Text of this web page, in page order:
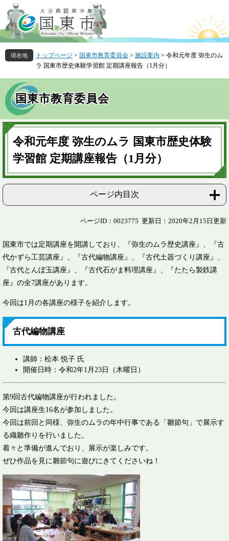
ー
ジ
の
先
頭
す
。
ニ
ュ
ー
を
飛
し
て
本
へ
トップページ > 国東市教育委員会 > 施設案内 > 令和元年度 弥生のム
ラ 国東市歴史体験学習館 定期講座報告（1月分）
国東市教育委員会
本
文
令和元年度 弥生のムラ 国東市歴史体験
学習館 定期講座報告（1月分）
ページ内目次
ページID：0023775 更新日：2020年2月15日更新
国東市では定期講座を開講しており、『弥生のムラ歴史講座』、『古
代かずら工芸講座』、『古代編物講座』、『古代土器づくり講座』、
『古代とんぼ玉講座』、『古代石がま料理講座』、『たたら製鉄講
座』の全7講座があります。
今回は1月の各講座の様子を紹介します。
古代編物講座
講師：松本 悦子 氏
開催日時：令和2年1月23日（木曜日）
第9回古代編物講座が行われました。
今回は講座生16名が参加しました。
今回は前回と同様、弥生のムラの年中行事である「雛節句」で展示す
る織雛作りを行いました。
着々と準備が進んでおり、展示が楽しみです。
ぜひ作品を見に雛節句に遊びにきてくださいね！